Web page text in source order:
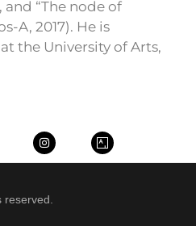
and “The node of
A, 2017). He is
the University of Arts,